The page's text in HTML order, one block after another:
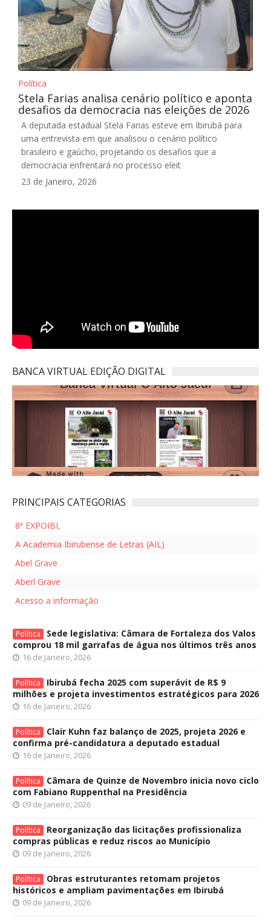
Política
Stela Farias analisa cenário político e aponta
desafios da democracia nas eleições de 2026
A deputada estadual Stela Farias esteve em Ibirubá para
uma entrevista em que analisou o cenário político
brasileiro e gaúcho, projetando os desafios que a
democracia enfrentará no processo eleit
23 de Janeiro, 2026
BANCA VIRTUAL EDIÇÃO DIGITAL
PRINCIPAIS CATEGORIAS
8ª EXPOIBI,
A Academia Ibirubense de Letras (AIL)
Abel Grave
Aberl Grave
Acesso a informação
Política
Sede legislativa: Câmara de Fortaleza dos Valos
comprou 18 mil garrafas de água nos últimos três anos
16 de Janeiro, 2026
Política
Ibirubá fecha 2025 com superávit de R$ 9
milhões e projeta investimentos estratégicos para 2026
16 de Janeiro, 2026
Política
Clair Kuhn faz balanço de 2025, projeta 2026 e
confirma pré-candidatura a deputado estadual
16 de Janeiro, 2026
Política
Câmara de Quinze de Novembro inicia novo ciclo
com Fabiano Ruppenthal na Presidência
09 de Janeiro, 2026
Política
Reorganização das licitações profissionaliza
compras públicas e reduz riscos ao Município
09 de Janeiro, 2026
Política
Obras estruturantes retomam projetos
históricos e ampliam pavimentações em Ibirubá
09 de Janeiro, 2026